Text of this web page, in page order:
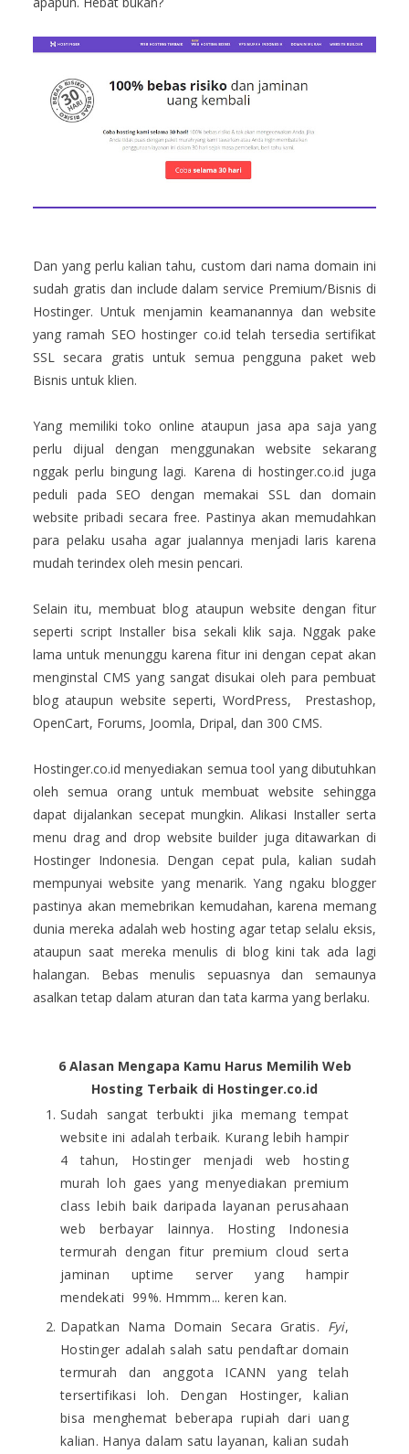
Dan yang perlu kalian tahu, custom dari nama domain ini
sudah gratis dan include dalam service Premium/Bisnis di
Hostinger. Untuk menjamin keamanannya dan website
yang ramah SEO hostinger co.id telah tersedia sertifikat
SSL secara gratis untuk semua pengguna paket web
Bisnis untuk klien.
Yang memiliki toko online ataupun jasa apa saja yang
perlu dijual dengan menggunakan website sekarang
nggak perlu bingung lagi. Karena di hostinger.co.id juga
peduli pada SEO dengan memakai SSL dan domain
website pribadi secara free. Pastinya akan memudahkan
para pelaku usaha agar jualannya menjadi laris karena
mudah terindex oleh mesin pencari.
Selain itu, membuat blog ataupun website dengan fitur
seperti script Installer bisa sekali klik saja. Nggak pake
lama untuk menunggu karena fitur ini dengan cepat akan
menginstal CMS yang sangat disukai oleh para pembuat
blog ataupun website seperti, WordPress, Prestashop,
OpenCart, Forums, Joomla, Dripal, dan 300 CMS.
Hostinger.co.id menyediakan semua tool yang dibutuhkan
oleh semua orang untuk membuat website sehingga
dapat dijalankan secepat mungkin. Alikasi Installer serta
menu drag and drop website builder juga ditawarkan di
Hostinger Indonesia. Dengan cepat pula, kalian sudah
mempunyai website yang menarik. Yang ngaku blogger
pastinya akan memebrikan kemudahan, karena memang
dunia mereka adalah web hosting agar tetap selalu eksis,
ataupun saat mereka menulis di blog kini tak ada lagi
halangan. Bebas menulis sepuasnya dan semaunya
asalkan tetap dalam aturan dan tata karma yang berlaku.
6 Alasan Mengapa Kamu Harus Memilih Web
Hosting Terbaik di Hostinger.co.id
Sudah sangat terbukti jika memang tempat
website ini adalah terbaik. Kurang lebih hampir
4 tahun, Hostinger menjadi web hosting
murah loh gaes yang menyediakan premium
class lebih baik daripada layanan perusahaan
web berbayar lainnya. Hosting Indonesia
termurah dengan fitur premium cloud serta
jaminan uptime server yang hampir
mendekati 99%. Hmmm... keren kan.
Dapatkan Nama Domain Secara Gratis. Fyi,
Hostinger adalah salah satu pendaftar domain
termurah dan anggota ICANN yang telah
tersertifikasi loh. Dengan Hostinger, kalian
bisa menghemat beberapa rupiah dari uang
kalian. Hanya dalam satu layanan, kalian sudah